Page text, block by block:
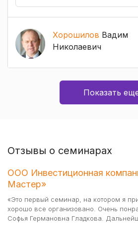
Хорошилов Вадим
Николаевич
Показать
Отзывы о семинарах
ООО Инвестиционная
Мастер»
«Это первый семинар, на котором я
хорошо все организовано. Очень
Софья Германовна Гладкова.